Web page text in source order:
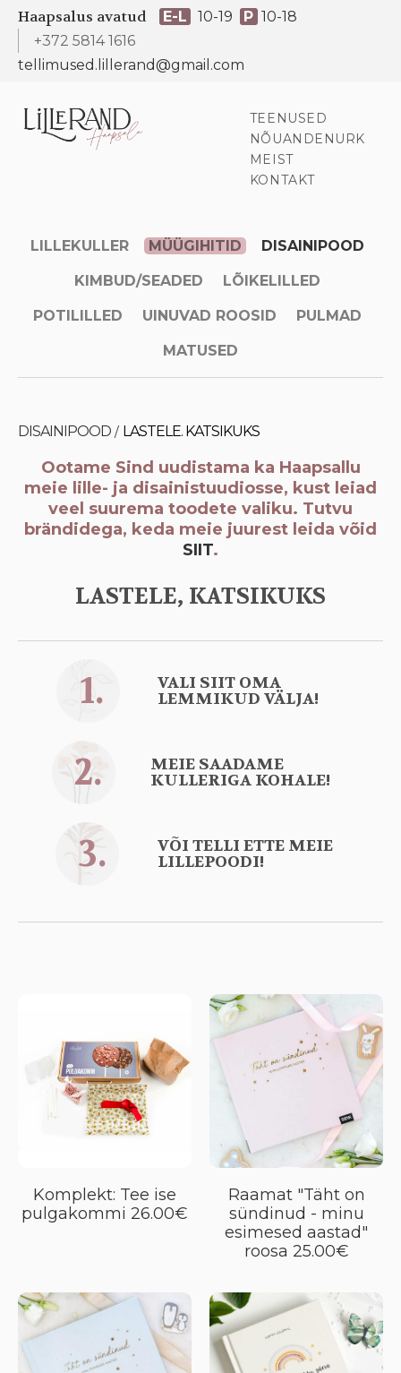
Haapsalus avatud E-L 10-19 P 10-18
+372 5814 1616
tellimused.lillerand@gmail.com
TEENUSED
NÕUANDENURK
MEIST
KONTAKT
LILLEKULLER MÜÜGIHITID DISAINIPOOD
KIMBUD/SEADED LÕIKELILLED
POTILILLED UINUVAD ROOSID PULMAD
MATUSED
DISAINIPOOD / LASTELE. KATSIKUKS
Ootame Sind uudistama ka Haapsallu
meie lille- ja disainistuudiosse, kust leiad
veel suurema toodete valiku. Tutvu
brändidega, keda meie juurest leida võid
SIIT.
LASTELE, KATSIKUKS
1. VALI SIIT OMA
LEMMIKUD VÄLJA!
2. MEIE SAADAME
KULLERIGA KOHALE!
3. VÕI TELLI ETTE MEIE
LILLEPOODI!
Komplekt: Tee ise
pulgakommi 26.00€
Raamat "Täht on
sündinud - minu
esimesed aastad"
roosa 25.00€